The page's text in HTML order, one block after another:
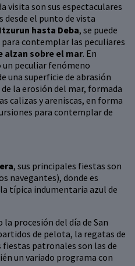
visita son sus espectaculares
el punto de vista
hasta Deba, se puede
contemplar las peculiares
alzan sobre el mar. En
un peculiar fenómeno
una superficie de abrasión
la erosión del mar, formada
calizas y areniscas, en forma
para contemplar de
, sus principales fiestas son
navegantes), donde es
típica indumentaria azul de
procesión del día de San
de pelota, la regatas de
patronales son las de
un variado programa con